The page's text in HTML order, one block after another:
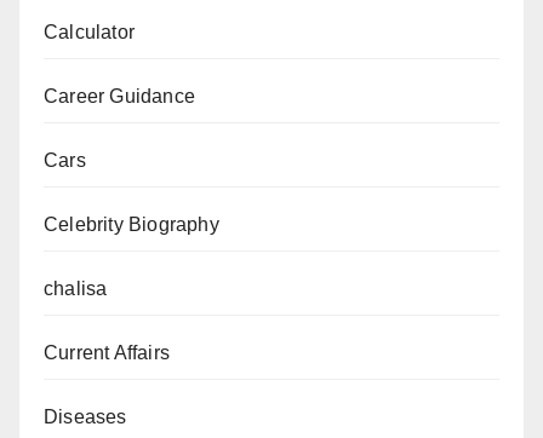
Calculator
Career Guidance
Cars
Celebrity Biography
chalisa
Current Affairs
Diseases